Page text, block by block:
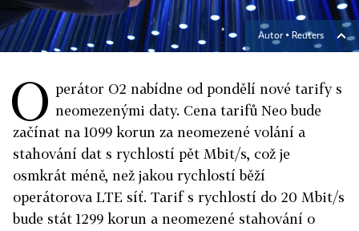
Autor ▪ Reuters
O perátor O2 nabídne od pondělí nové tarify s
neomezenými daty. Cena tarifů Neo bude
začínat na 1099 korun za neomezené volání a
stahování dat s rychlostí pět Mbit/s, což je
osmkrát méně, než jakou rychlostí běží
operátorova LTE síť. Tarif s rychlostí do 20 Mbit/s
bude stát 1299 korun a neomezené stahování o